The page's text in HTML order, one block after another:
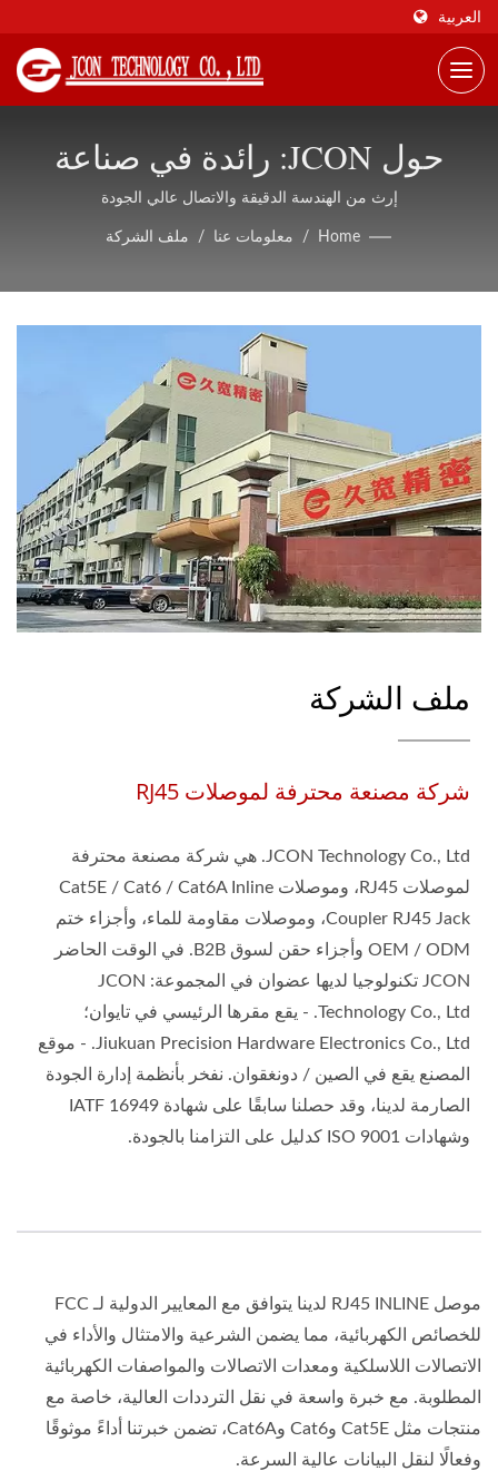
العربية
حول JCON: رائدة في صناعة
الموصلات الصناعية العالمية
إرث من الهندسة الدقيقة والاتصال عالي الجودة
Home
/ معلومات عنا / ملف الشركة
ملف الشركة
شركة مصنعة محترفة لموصلات RJ45
JCON Technology Co., Ltd. هي شركة مصنعة محترفة
لموصلات RJ45، وموصلات Cat5E / Cat6 / Cat6A Inline
Coupler RJ45 Jack، وموصلات مقاومة للماء، وأجزاء ختم
OEM / ODM وأجزاء حقن لسوق B2B. في الوقت الحاضر
JCON تكنولوجيا لديها عضوان في المجموعة: JCON
Technology Co., Ltd. - يقع مقرها الرئيسي في تايوان؛
Jiukuan Precision Hardware Electronics Co., Ltd. - موقع
المصنع يقع في الصين / دونغقوان. نفخر بأنظمة إدارة الجودة
الصارمة لدينا، وقد حصلنا سابقًا على شهادة IATF 16949
وشهادات ISO 9001 كدليل على التزامنا بالجودة.
موصل RJ45 INLINE لدينا يتوافق مع المعايير الدولية لـ FCC
للخصائص الكهربائية، مما يضمن الشرعية والامتثال والأداء في
الاتصالات اللاسلكية ومعدات الاتصالات والمواصفات الكهربائية
المطلوبة. مع خبرة واسعة في نقل الترددات العالية، خاصة مع
منتجات مثل Cat5E وCat6 وCat6A، تضمن خبرتنا أداءً موثوقًا
وفعالًا لنقل البيانات عالية السرعة.